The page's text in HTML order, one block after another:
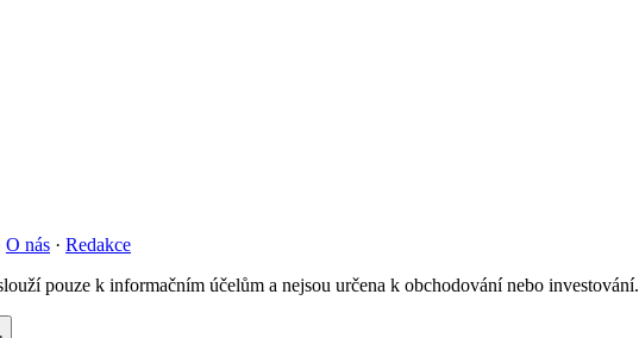
O nás · Redakce
pouze k informačním účelům a nejsou určena k obchodování nebo investování.